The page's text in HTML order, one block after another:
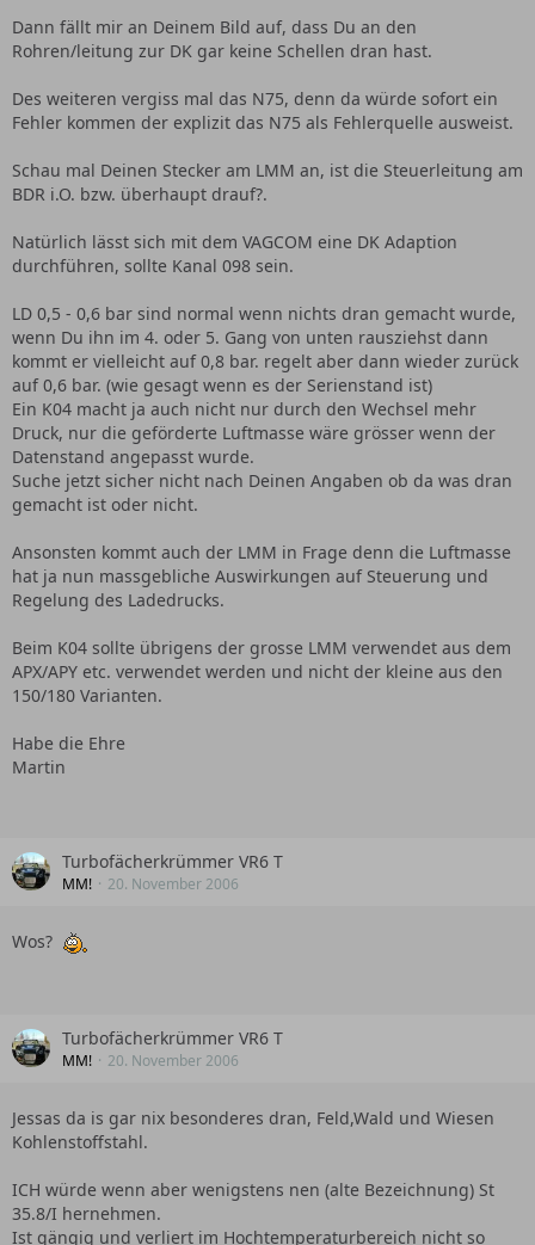
Dann fällt mir an Deinem Bild auf, dass Du an den
Rohren/leitung zur DK gar keine Schellen dran hast.
Des weiteren vergiss mal das N75, denn da würde sofort ein
Fehler kommen der explizit das N75 als Fehlerquelle ausweist.
Schau mal Deinen Stecker am LMM an, ist die Steuerleitung am
BDR i.O. bzw. überhaupt drauf?.
Natürlich lässt sich mit dem VAGCOM eine DK Adaption
durchführen, sollte Kanal 098 sein.
LD 0,5 - 0,6 bar sind normal wenn nichts dran gemacht wurde,
wenn Du ihn im 4. oder 5. Gang von unten rausziehst dann
kommt er vielleicht auf 0,8 bar. regelt aber dann wieder zurück
auf 0,6 bar. (wie gesagt wenn es der Serienstand ist)
Ein K04 macht ja auch nicht nur durch den Wechsel mehr
Druck, nur die geförderte Luftmasse wäre grösser wenn der
Datenstand angepasst wurde.
Suche jetzt sicher nicht nach Deinen Angaben ob da was dran
gemacht ist oder nicht.
Ansonsten kommt auch der LMM in Frage denn die Luftmasse
hat ja nun massgebliche Auswirkungen auf Steuerung und
Regelung des Ladedrucks.
Beim K04 sollte übrigens der grosse LMM verwendet aus dem
APX/APY etc. verwendet werden und nicht der kleine aus den
150/180 Varianten.
Habe die Ehre
Martin
Turbofächerkrümmer VR6 T
MM! 20. November 2006
Wos?
Turbofächerkrümmer VR6 T
MM! 20. November 2006
Jessas da is gar nix besonderes dran, Feld,Wald und Wiesen
Kohlenstoffstahl.
ICH würde wenn aber wenigstens nen (alte Bezeichnung) St
35.8/I hernehmen.
Ist gängig und verliert im Hochtemperaturbereich nicht so